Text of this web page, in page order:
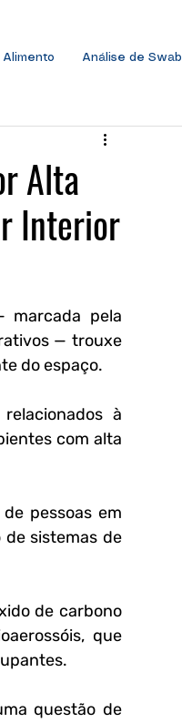
Análise de Swab
Alta
Interior
marcada pela
— trouxe
do espaço.
à
com alta
pessoas em
sistemas de
de carbono
que
questão de